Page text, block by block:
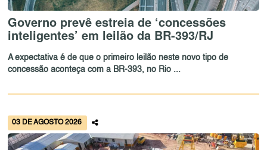
Governo prevê estreia de ‘concessões
inteligentes’ em leilão da BR-393/RJ
A expectativa é de que o primeiro leilão neste novo tipo de
concessão aconteça com a BR-393, no Rio ...
03 DE AGOSTO 2026